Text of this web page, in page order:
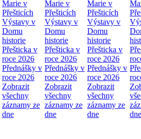
Marie v
Přešticích
Výstavy v
Domu
historie
Přešticka v
roce 2026
Přednášky v
roce 2026
Zobrazit
všechny
záznamy ze
dne
Marie v
Přešticích
Výstavy v
Domu
historie
Přešticka v
roce 2026
Přednášky v
roce 2026
Zobrazit
všechny
záznamy ze
dne
Marie v
Přešticích
Výstavy v
Domu
historie
Přešticka v
roce 2026
Přednášky v
roce 2026
Zobrazit
všechny
záznamy ze
dne
dne